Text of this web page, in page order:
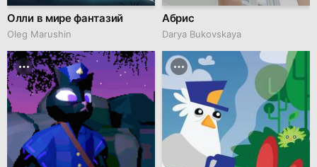
Олли в мире фантазий
Oleg Marushin
Абрис
Darya Bukovskaya